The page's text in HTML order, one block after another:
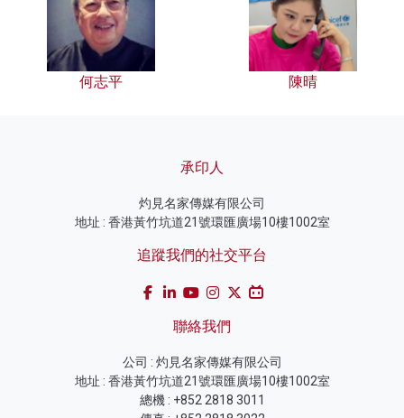
何志平 陳晴
承印人
灼見名家傳媒有限公司
地址 : 香港黃竹坑道21號環匯廣場10樓1002室
追蹤我們的社交平台
聯絡我們
公司 : 灼見名家傳媒有限公司
地址 : 香港黃竹坑道21號環匯廣場10樓1002室
總機 : +852 2818 3011